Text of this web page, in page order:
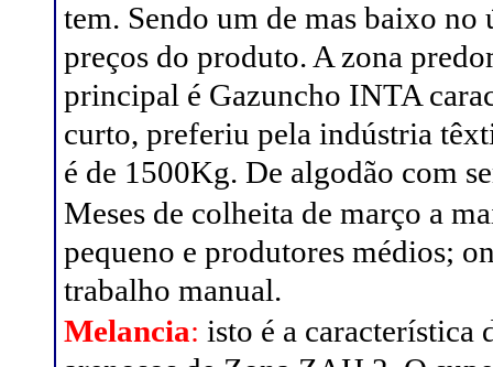
tem. Sendo um de mas baixo
preços do produto. A zona
principal é Gazuncho INTA
curto, preferiu pela indústria
é de 1500Kg. De algodão com
Meses de colheita de março a
pequeno e produtores médios;
trabalho manual.
Melancia: isto é a característica